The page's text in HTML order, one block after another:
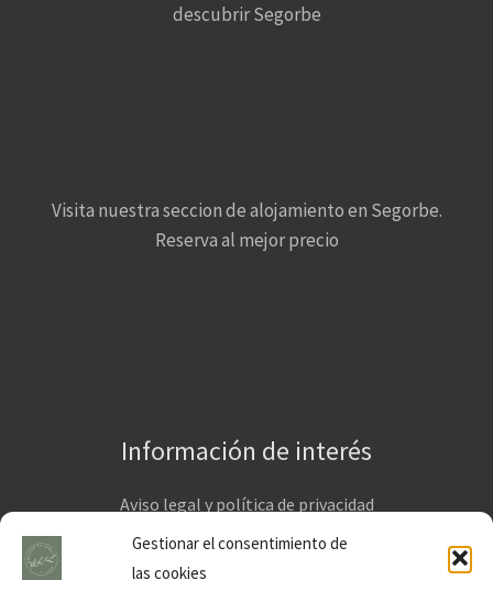
Gestionar el consentimiento de
las cookies
descubrir Segorbe
Visita nuestra seccion de alojamiento en Segorbe.
Reserva al mejor precio
Información de interés
Aviso legal y política de privacidad
Condiciones generales de venta